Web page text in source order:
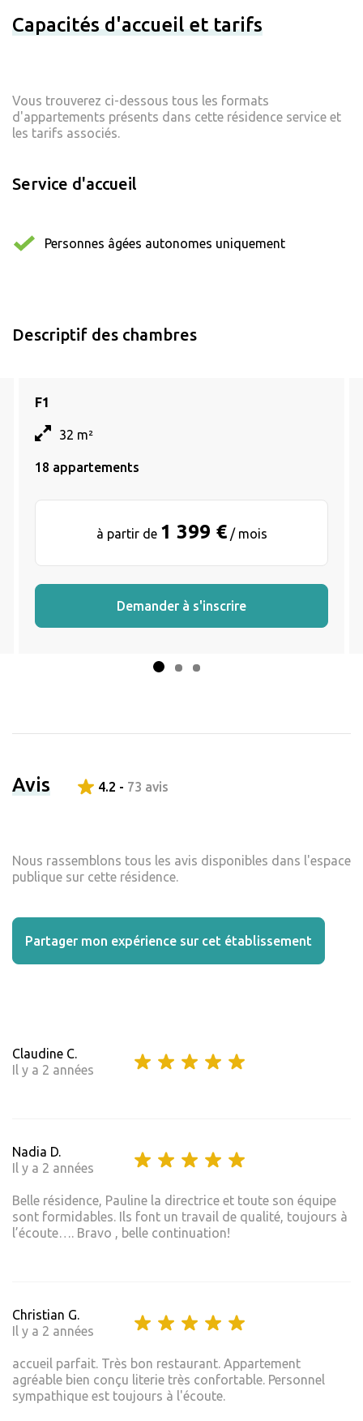
Capacités d'accueil et tarifs
Vous trouverez ci-dessous tous les formats
d'appartements présents dans cette résidence service et
les tarifs associés.
Service d'accueil
Personnes âgées autonomes uniquement
Descriptif des chambres
F1
32 m²
18 appartements
à partir de 1 399 €/ mois
Demander à s'inscrire
Avis 4.2 - 73 avis
Nous rassemblons tous les avis disponibles dans l'espace
publique sur cette résidence.
Partager mon expérience sur cet établissement
Claudine C.
Il y a 2 années
Nadia D.
Il y a 2 années
Belle résidence, Pauline la directrice et toute son équipe
sont formidables. Ils font un travail de qualité, toujours à
l’écoute…. Bravo , belle continuation!
Christian G.
Il y a 2 années
accueil parfait. Très bon restaurant. Appartement
agréable bien conçu literie très confortable. Personnel
sympathique est toujours à l'écoute.